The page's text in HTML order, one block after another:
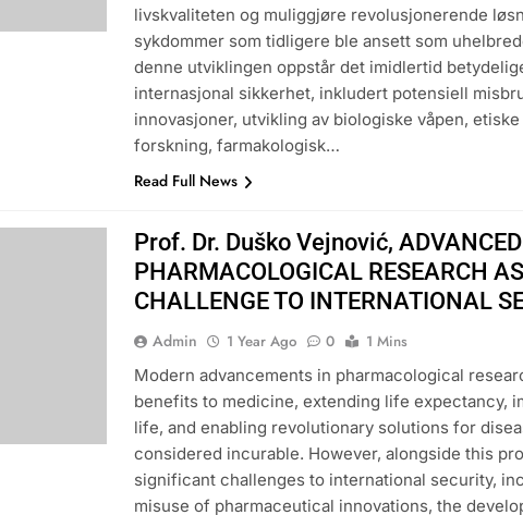
livskvaliteten og muliggjøre revolusjonerende
sykdommer som tidligere ble ansett som
denne utviklingen oppstår det imidlertid
internasjonal sikkerhet, inkludert potensiell
innovasjoner, utvikling av biologiske våpen,
forskning, farmakologisk…
Read Full News
Prof. Dr. Duško Vejnović, ADVANCED
PHARMACOLOGICAL RESEARCH
CHALLENGE TO INTERNATIONAL
Admin 1 Year Ago 0
1 Mins
Modern advancements in pharmacological
benefits to medicine, extending life expectancy,
life, and enabling revolutionary solutions for
considered incurable. However, alongside this
significant challenges to international security,
misuse of pharmaceutical innovations, the